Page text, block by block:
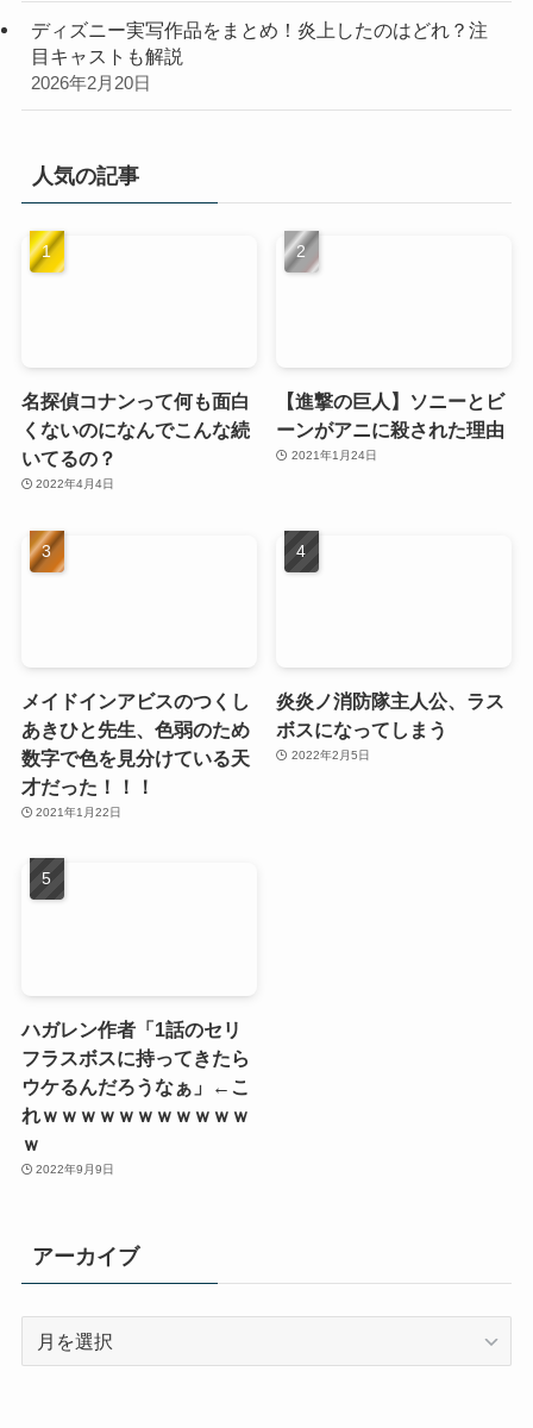
ディズニー実写作品をまとめ！炎上したのはどれ？注
目キャストも解説
2026年2月20日
人気の記事
名探偵コナンって何も面白
くないのになんでこんな続
いてるの？
2022年4月4日
【進撃の巨人】ソニーとビ
ーンがアニに殺された理由
2021年1月24日
メイドインアビスのつくし
あきひと先生、色弱のため
数字で色を見分けている天
才だった！！！
2021年1月22日
炎炎ノ消防隊主人公、ラス
ボスになってしまう
2022年2月5日
ハガレン作者「1話のセリ
フラスボスに持ってきたら
ウケるんだろうなぁ」←こ
れｗｗｗｗｗｗｗｗｗｗｗ
ｗ
2022年9月9日
アーカイブ